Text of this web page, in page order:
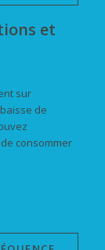
et
sur
de
consommer